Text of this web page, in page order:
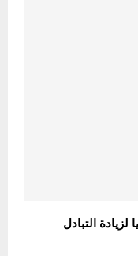
التبادل